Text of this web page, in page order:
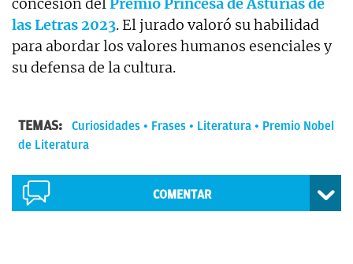
las Letras 2023. El jurado valoró su habilidad
para abordar los valores humanos esenciales y
su defensa de la cultura.
TEMAS: Curiosidades Frases Literatura
Premio Nobel
de Literatura
COMENTAR